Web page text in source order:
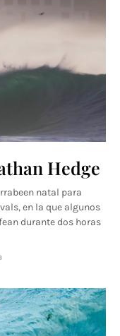
Hedge
natal para
en la que algunos
durante dos horas